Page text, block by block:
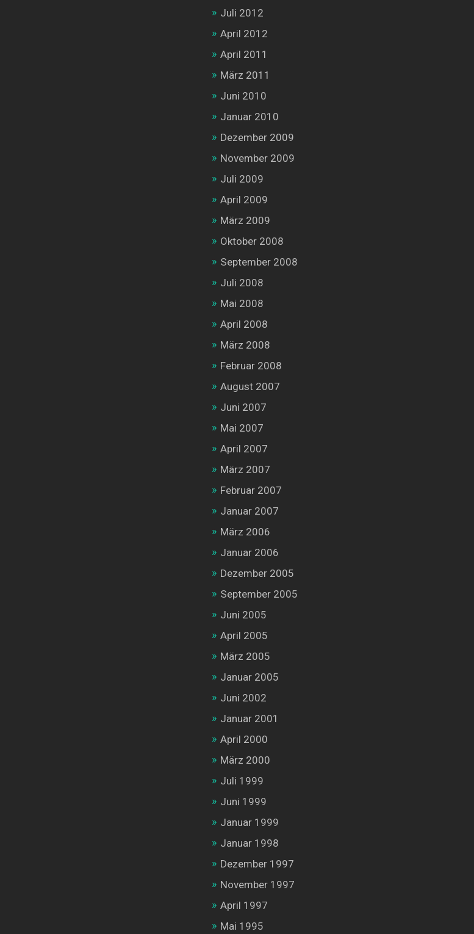
Juli 2012
April 2012
April 2011
März 2011
Juni 2010
Januar 2010
Dezember 2009
November 2009
Juli 2009
April 2009
März 2009
Oktober 2008
September 2008
Juli 2008
Mai 2008
April 2008
März 2008
Februar 2008
August 2007
Juni 2007
Mai 2007
April 2007
März 2007
Februar 2007
Januar 2007
März 2006
Januar 2006
Dezember 2005
September 2005
Juni 2005
April 2005
März 2005
Januar 2005
Juni 2002
Januar 2001
April 2000
März 2000
Juli 1999
Juni 1999
Januar 1999
Januar 1998
Dezember 1997
November 1997
April 1997
Mai 1995